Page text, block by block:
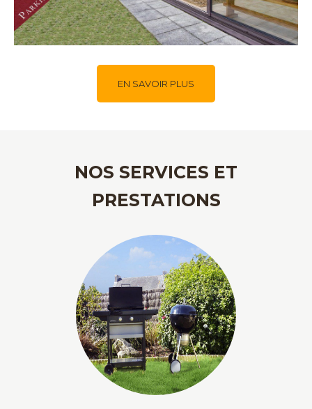
EN SAVOIR PLUS
NOS SERVICES ET
PRESTATIONS